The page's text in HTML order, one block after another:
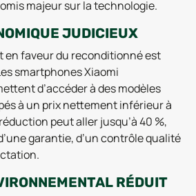
majeur sur la technologie.
JUDICIEUX
en faveur du reconditionné est
smartphones Xiaomi
d’accéder à des modèles
à un prix nettement inférieur à
peut aller jusqu’à 40 %,
garantie, d’un contrôle qualité
RÉDUIT